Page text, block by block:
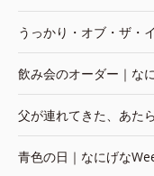
うっかり・オブ・ザ・
飲み会のオーダー｜な
父が連れてきた、あた
青色の日｜なにげな